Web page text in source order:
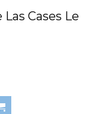
Cases Le